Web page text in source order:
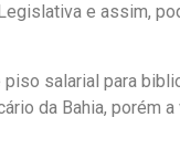
e assim,
salarial para
da Bahia, porém